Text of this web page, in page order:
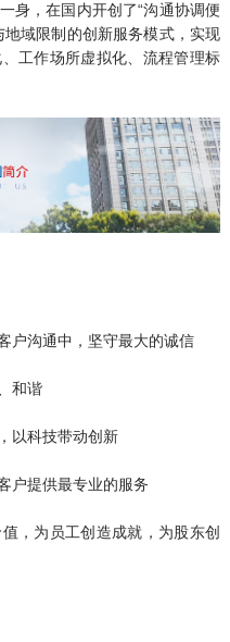
身，在国内开创了“沟通协调便
域限制的创新服务模式，实现
工作场所虚拟化、流程管理标
户沟通中，坚守最大的诚信
和谐
以科技带动创新
户提供最专业的服务
，为员工创造成就，为股东创